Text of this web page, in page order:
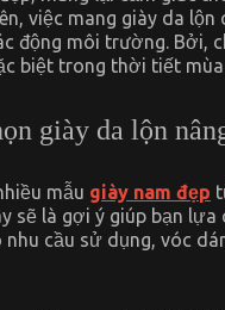
việc mang giày da lộn
động môi trường. Bởi,
biệt trong thời tiết
giày da lộn
mẫu giày nam đẹp
sẽ là gợi ý giúp bạn lựa
cầu sử dụng, vóc